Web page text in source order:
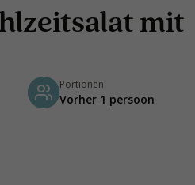
mit
Portionen
Vorher 1 persoon